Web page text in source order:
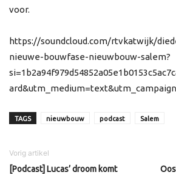
voor.
https://soundcloud.com/rtvkatwijk/
nieuwe-bouwfase-nieuwbouw-salem?
TAGS nieuwbouw podcast Salem
Vorig artikel
[Podcast] Lucas’ droom komt